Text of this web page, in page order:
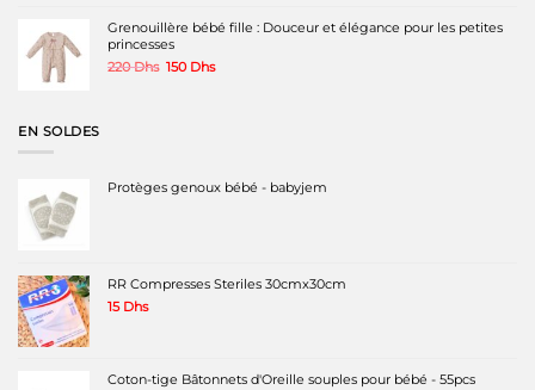
était :
550 Dhs.
est :
320 Dhs.
Grenouillère bébé fille : Douceur et élégance pour les petites
princesses
220Dhs Le
150 DhsLe
EN SOLDES
Protèges genoux bébé - babyjem
RR Compresses Steriles 30cmx30cm
15 Dhs
Coton-tige Bâtonnets d'Oreille souples pour bébé - 55pcs